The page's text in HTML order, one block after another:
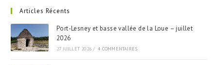
Articles Récents
Port-Lesney et basse vallée de la Loue – juillet
2026
27 JUILLET 2026 / 4 COMMENTAIRES